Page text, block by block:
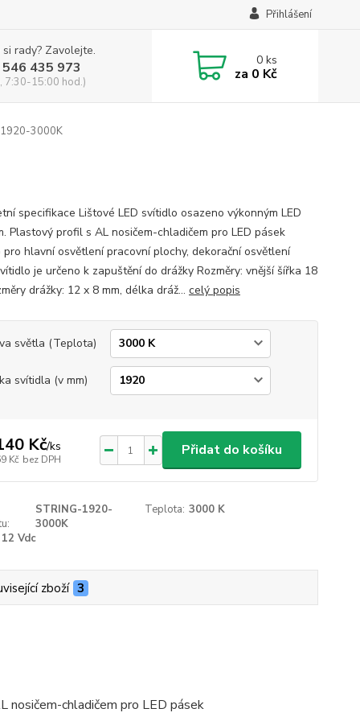
Přihlášení
rady? Zavolejte.
435 973
7:30-15:00 hod.)
0ks
za 0 Kč
3000K
specifikace Lištové LED svítidlo osazeno výkonným LED
Plastový profil s AL nosičem-chladičem pro LED pásek
pro hlavní osvětlení pracovní plochy, dekorační osvětlení
je určeno k zapuštění do drážky Rozměry: vnější šířka 18
drážky: 12 x 8 mm, délka dráž... celý popis
světla (Teplota)
svítidla (v mm)
Kč/ks
Kč bez DPH
Přidat do košíku
STRING-1920-
3000K
Teplota: 3000 K
12 Vdc
zboží 3
chladičem pro LED pásek